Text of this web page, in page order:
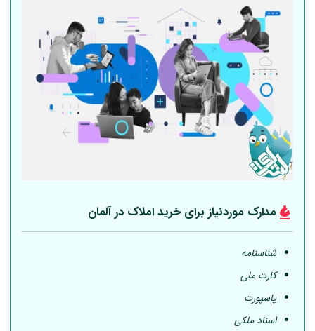
مدارک موردنیاز برای خرید املاک درآلمان
شناسنامه
کارت ملی
پاسپورت
اسناد ملکی